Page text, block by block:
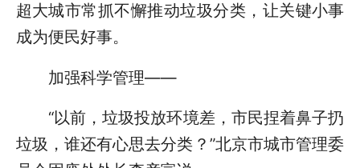
超大城市常抓不懈推动垃圾分类，让关键小事
成为便民好事。
加强科学管理——
“以前，垃圾投放环境差，市民捏着鼻子扔
垃圾，谁还有心思去分类？”北京市城市管理委